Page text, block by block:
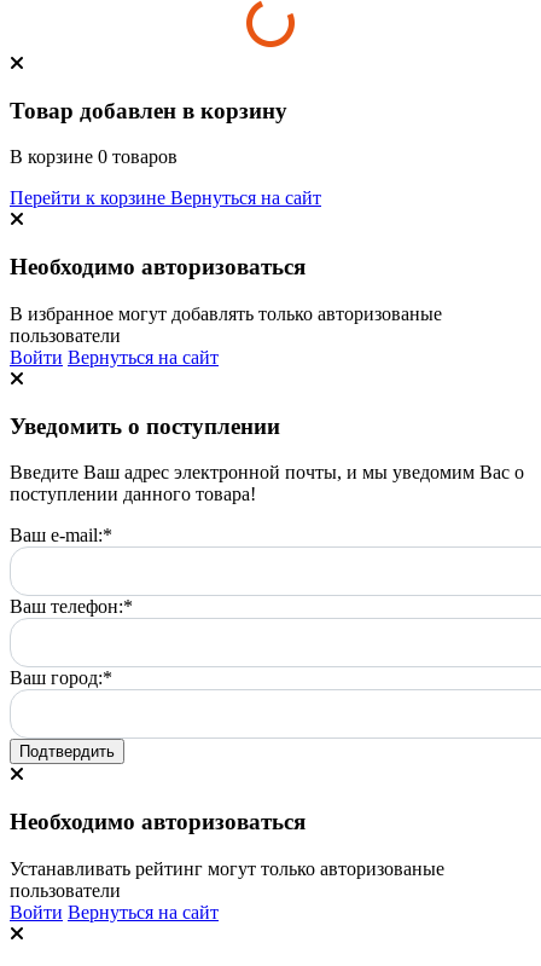
Товар добавлен в корзину
В корзине 0 товаров
Перейти к корзине Вернуться на сайт
Необходимо авторизоваться
В избранное могут добавлять только авторизованые
пользователи
Войти Вернуться на сайт
Уведомить о поступлении
Введите Ваш адрес электронной почты, и мы уведомим Вас о
поступлении данного товара!
Ваш e-mail:*
Ваш телефон:*
Ваш город:*
Подтвердить
Необходимо авторизоваться
Устанавливать рейтинг могут только авторизованые
пользователи
Войти Вернуться на сайт